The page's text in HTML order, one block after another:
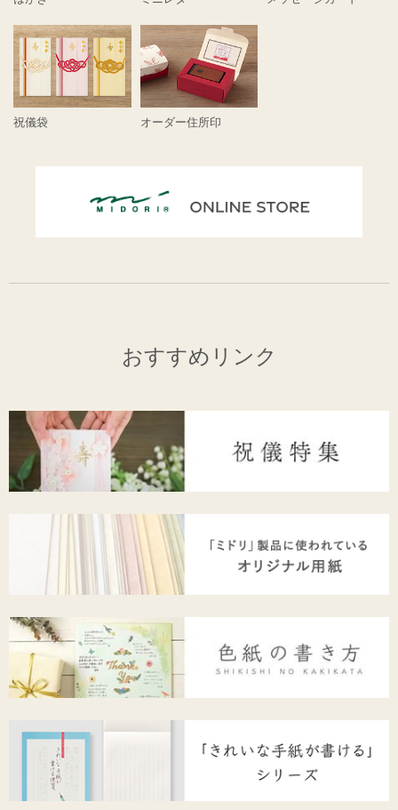
祝儀袋 オーダー住所印
おすすめリンク